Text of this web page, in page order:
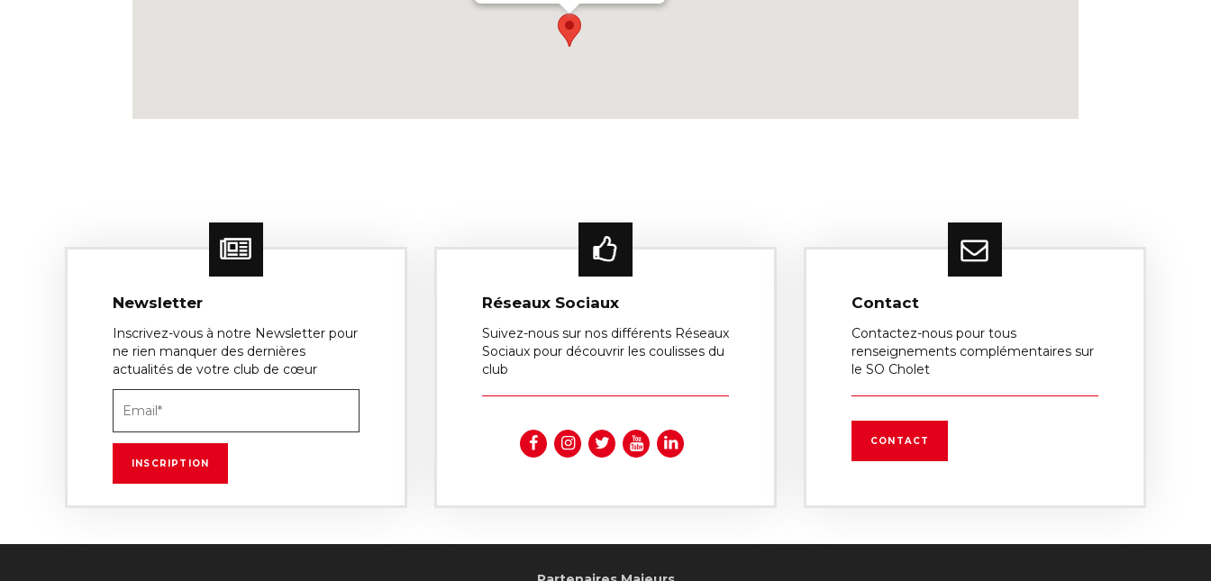
Newsletter
Inscrivez-vous à notre Newsletter pour
ne rien manquer des dernières
actualités de votre club de cœur
Réseaux Sociaux
Suivez-nous sur nos différents Réseaux
Sociaux pour découvrir les coulisses du
club
Contact
Contactez-nous pour tous
renseignements complémentaires sur
le SO Cholet
CONTACT